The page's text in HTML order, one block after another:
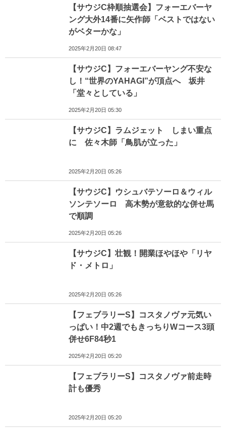
【サウジC枠順抽選会】フォーエバーヤ
ング大外14番に矢作師「ベストではない
がベターかな」
2025年2月20日 08:47
【サウジC】フォーエバーヤング不安な
し！“世界のYAHAGI”が頂点へ 坂井
「堂々としている」
2025年2月20日 05:30
【サウジC】ラムジェット しまい重点
に 佐々木師「鳥肌が立った」
2025年2月20日 05:26
【サウジC】ウシュバテソーロ＆ウィル
ソンテソーロ 高木勢が意欲的な併せ馬
で順調
2025年2月20日 05:26
【サウジC】壮観！開業ほやほや「リヤ
ド・メトロ」
2025年2月20日 05:26
【フェブラリーS】コスタノヴァ元気い
っぱい！中2週でもきっちりWコース3頭
併せ6F84秒1
2025年2月20日 05:20
【フェブラリーS】コスタノヴァ前走時
計も優秀
2025年2月20日 05:20